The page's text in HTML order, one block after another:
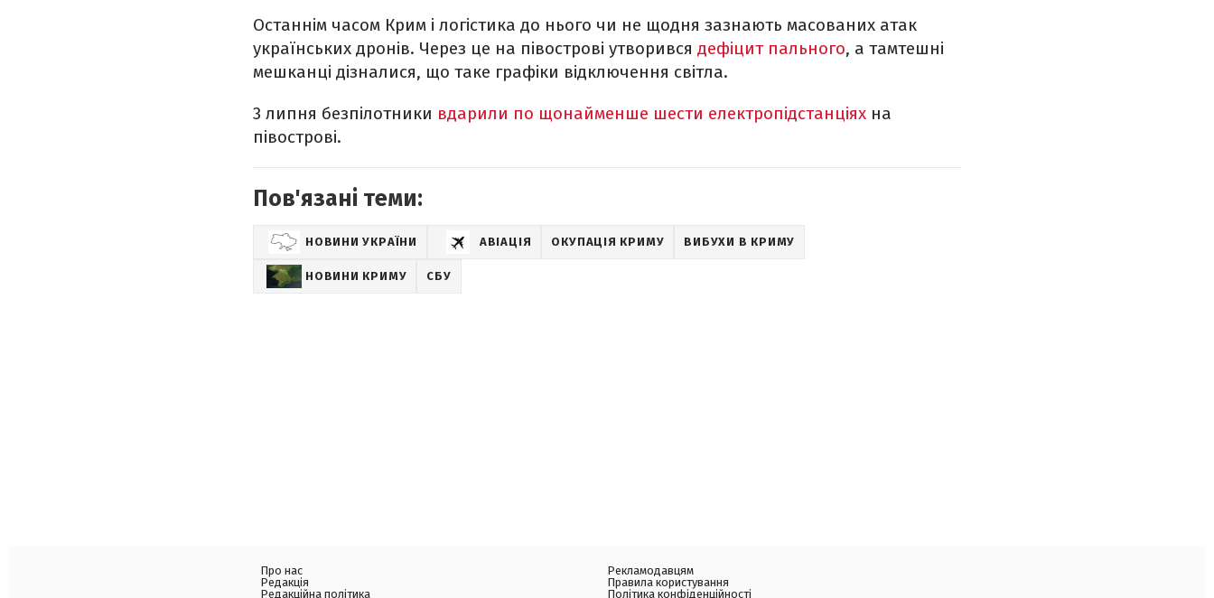
Останнім часом Крим і логістика до нього чи не щодня зазнають масованих атак
українських дронів. Через це на півострові утворився дефіцит пального, а тамтешні
мешканці дізналися, що таке графіки відключення світла.
3 липня безпілотники вдарили по щонайменше шести електропідстанціях на
півострові.
Пов'язані теми:
НОВИНИ УКРАЇНИ АВІАЦІЯ ОКУПАЦІЯ КРИМУ ВИБУХИ В КРИМУ
НОВИНИ КРИМУ СБУ
Про нас
Редакція
Редакційна політика
Рекламодавцям
Правила користування
Політика конфіденційності